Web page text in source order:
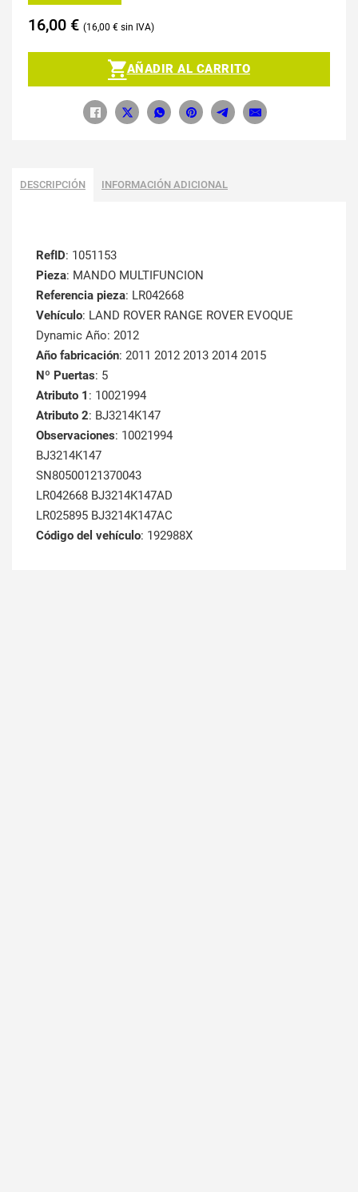
16,00 € 16,00 €
AÑADIR AL CARRITO
DESCRIPCIÓN INFORMACIÓN ADICIONAL
RefID: 1051153
Pieza: MANDO MULTIFUNCION
Referencia pieza: LR042668
Vehículo: LAND ROVER RANGE ROVER EVOQUE
Dynamic Año: 2012
Año fabricación: 2011 2012 2013 2014 2015
Nº Puertas: 5
Atributo 1 : 10021994
Atributo 2: BJ3214K147
Observaciones: 10021994
BJ3214K147
SN80500121370043
LR042668 BJ3214K147AD
LR025895 BJ3214K147AC
Código del vehículo: 192988X